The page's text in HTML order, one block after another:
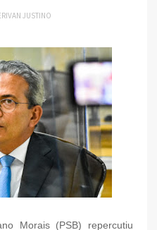
JUSTINO
Morais (PSB) repercutiu